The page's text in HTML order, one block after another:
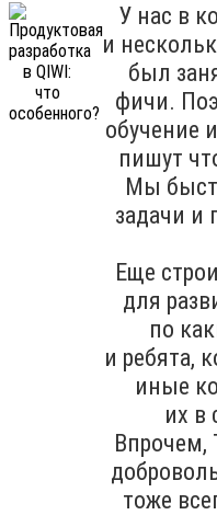
У нас в
и
был
фичи.
обучение
пишут
Мы
задачи и
Еще
для
по
и ребята,
иные
их в
Впрочем,
тоже